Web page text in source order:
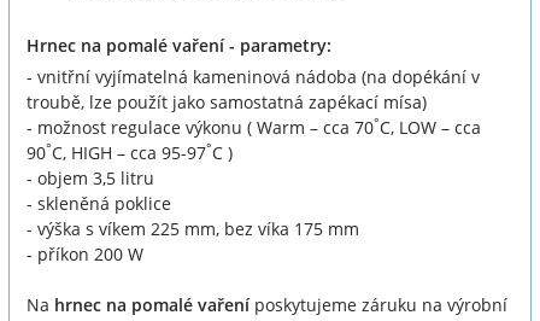
Hrnec na pomalé vaření - parametry:
- vnitřní vyjímatelná kameninová nádoba (na dopékání v
troubě, lze použít jako samostatná zapékací mísa)
- možnost regulace výkonu ( Warm – cca 70°C, LOW – cca
90°C, HIGH – cca 95-97°C )
- objem 3,5 litru
- skleněná poklice
- výška s víkem 225 mm, bez víka 175 mm
- příkon 200 W
Na hrnec na pomalé vařeníposkytujeme záruku na výrobní